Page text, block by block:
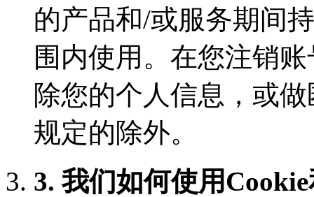
的产品和/或服务期间
围内使用。在您注销
除您的个人信息，或
规定的除外。
3. 我们如何使用